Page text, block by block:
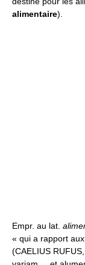
alimentaire).
Empr. au lat.
« qui a rapport
(CAELIUS RUFUS,